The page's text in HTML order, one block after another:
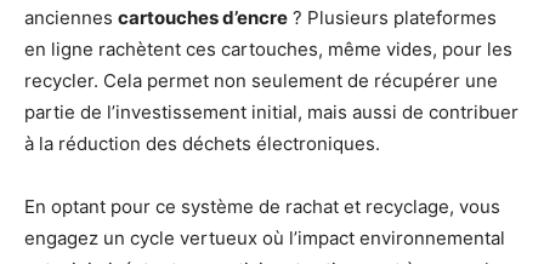
anciennes cartouches d’encre ? Plusieurs plateformes
en ligne rachètent ces cartouches, même vides, pour les
recycler. Cela permet non seulement de récupérer une
partie de l’investissement initial, mais aussi de contribuer
à la réduction des déchets électroniques.
En optant pour ce système de rachat et recyclage, vous
engagez un cycle vertueux où l’impact environnemental